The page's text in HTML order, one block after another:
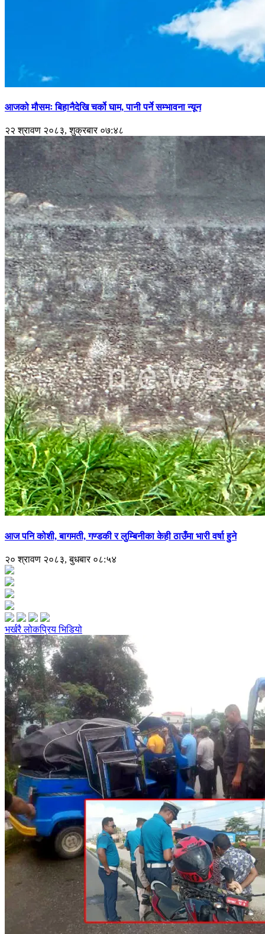
आजको मौसमः बिहानैदेखि चर्को घाम, पानी पर्ने सम्भावना न्यून
२२ श्रावण २०८३, शुक्रबार ०७:४८
आज पनि कोशी, बागमती, गण्डकी र लुम्बिनीका केही ठाउँमा भारी वर्षा हुने
२० श्रावण २०८३, बुधबार ०८:५४
भर्खरैलोकप्रियभिडियो